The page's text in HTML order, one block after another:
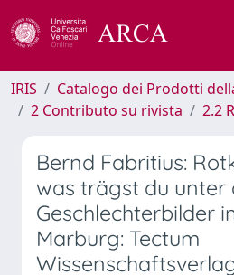
IRIS
Catalogo dei Prodotti
2 Contributo su rivista
2.2
Bernd Fabritius:
was trägst du unter
Geschlechterbilder
Marburg: Tectum